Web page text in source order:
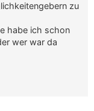
zu
habe ich schon
wer war da